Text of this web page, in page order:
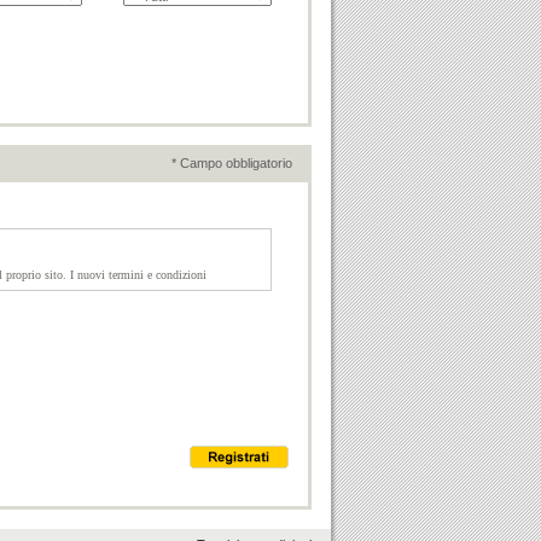
* Campo obbligatorio
proprio sito. I nuovi termini e condizioni
responsabilità o richiedere danni di qualsiasi
inserzione dal sito nel momento in cui ottiene esito